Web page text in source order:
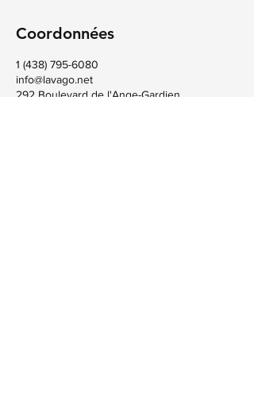
Coordonnées
1 (438) 795-6080
info@lavago.net
292 Boulevard de l'Ange-Gardien,